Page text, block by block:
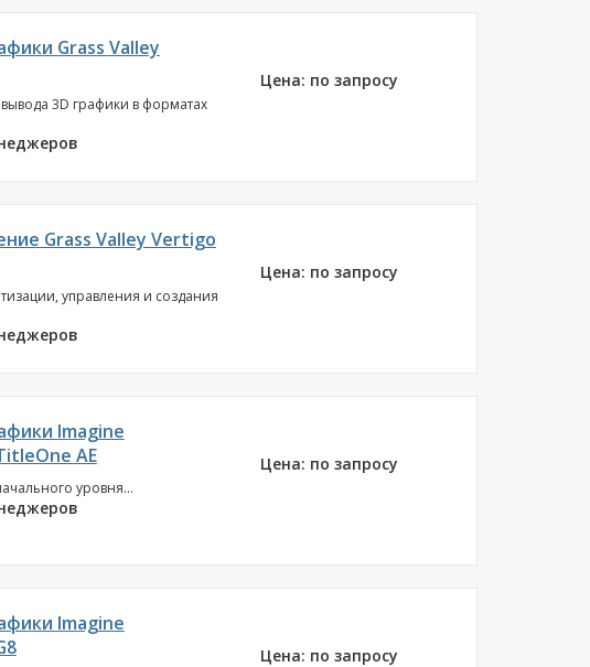
Grass Valley
3D графики в форматах
Цена: по запросу
Grass Valley Vertigo
управления и создания
Цена: по запросу
Imagine
AE
уровня...
Цена: по запросу
Imagine
Цена: по запросу